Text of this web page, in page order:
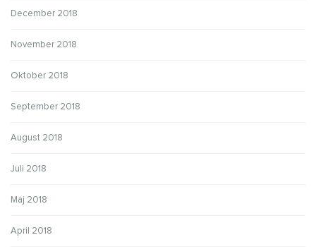
December 2018
November 2018
Oktober 2018
September 2018
August 2018
Juli 2018
Maj 2018
April 2018